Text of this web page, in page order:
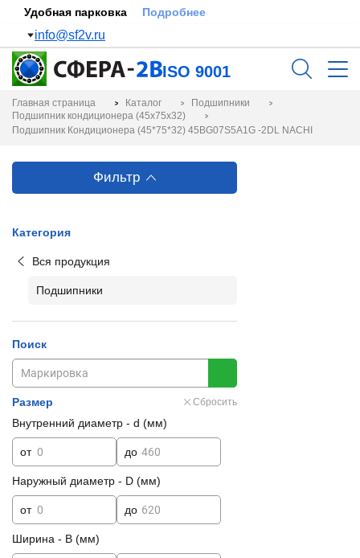
Удобная парковка Подробнее
info@sf2v.ru
ISO 9001
Главная страница Каталог
Подшипники
Подшипник кондиционера (45x75x32)
Подшипник Кондиционера (45*75*32) 45BG07S5A1G -2DL NACHI
Фильтр
Категория
Вся продукция
Подшипники
Поиск
Размер Сбросить
Внутренний диаметр - d (мм)
от до
Наружный диаметр - D (мм)
от до
Ширина - B (мм)